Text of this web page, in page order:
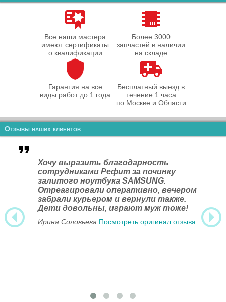
Все наши мастера
имеют сертификаты
о квалификации
Более 3000
запчастей в наличии
на складе
Гарантия на все
виды работ до 1 года
Бесплатный выезд в
течение 1 часа
по Москве и Области
Отзывы наших клиентов
Хочу выразить благодарность
сотрудниками Рефит за починку
залитого ноутбука SAMSUNG.
Отреагировали оперативно, вечером
забрали курьером и вернули также.
Дети довольны, играют муж тоже!
Ирина Соловьева Посмотреть оригинал отзыва